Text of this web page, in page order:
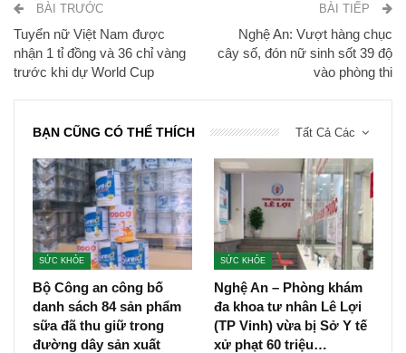
BÀI TRƯỚC
Tuyển nữ Việt Nam được
nhận 1 tỉ đồng và 36 chỉ vàng
trước khi dự World Cup
BÀI TIẾP
Nghệ An: Vượt hàng chục
cây số, đón nữ sinh sốt 39 độ
vào phòng thi
Tất Cả Các
BẠN CŨNG CÓ THỂ THÍCH
SỨC KHỎE
Bộ Công an công bố
danh sách 84 sản phẩm
sữa đã thu giữ trong
đường dây sản xuất
SỨC KHỎE
Nghệ An – Phòng khám
đa khoa tư nhân Lê Lợi
(TP Vinh) vừa bị Sở Y tế
xử phạt 60 triệu…